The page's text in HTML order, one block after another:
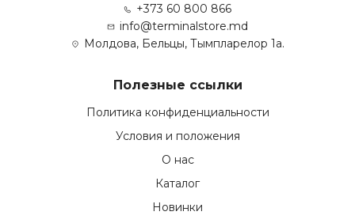
+373 60 800 866
info@terminalstore.md
Молдова, Бельцы, Тымпларелор 1а.
Полезные ссылки
Политика конфиденциальности
Условия и положения
О нас
Каталог
Новинки